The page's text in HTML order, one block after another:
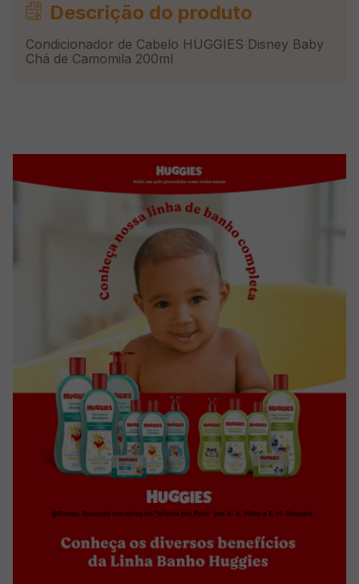
Descrição do produto
Condicionador de Cabelo HUGGIES Disney Baby
Chá de Camomila 200ml